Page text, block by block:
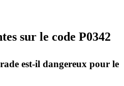
sur le code P0342
est-il dangereux pour le